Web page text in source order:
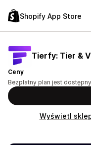
Shopify App Store
Tierfy: Tier &
Ceny
Bezpłatny plan jest dostępny
Wyświetl